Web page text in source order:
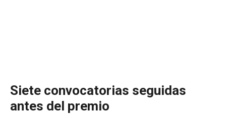
Siete convocatorias seguidas
antes del premio